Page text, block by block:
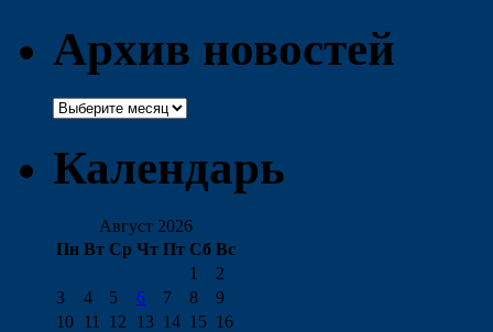
Архив новостей
Архив
Календарь
Август 2026
Пн Вт Ср Чт Пт Сб Вс
1
2
3
4 5 6 7 8
9
10 11 12 13 14 15 16